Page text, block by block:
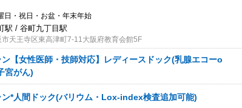
日・祝日・お盆・年末年始
駅 / 谷町九丁目駅
市天王寺区東高津町7-11大阪府教育会館5F
【女性医師・技師対応】レディースドック(乳腺エコーo
宮がん)
ン*人間ドック(バリウム・Lox-index検査追加可能)